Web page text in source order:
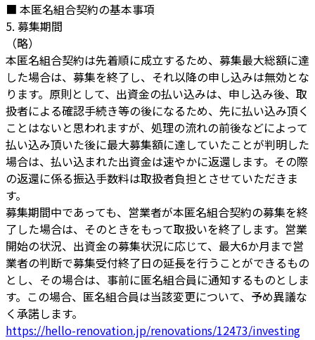
■ 本匿名組合契約の基本事項
5. 募集期間
（略）
本匿名組合契約は先着順に成立するため、募集最大総額に達
した場合は、募集を終了し、それ以降の申し込みは無効とな
ります。原則として、出資金の払い込みは、申し込み後、取
扱者による確認手続き等の後になるため、先に払い込み頂く
ことはないと思われますが、処理の流れの前後などによって
払い込み頂いた後に最大募集額に達していたことが判明した
場合は、払い込まれた出資金は速やかに返還します。その際
の返還に係る振込手数料は取扱者負担とさせていただきま
す。
募集期間中であっても、営業者が本匿名組合契約の募集を終
了した場合は、そのときをもって取扱いを終了します。営業
開始の状況、出資金の募集状況に応じて、最大6か月まで営
業者の判断で募集受付終了日の延長を行うことができるもの
とし、その場合は、事前に匿名組合員に通知するものとしま
す。この場合、匿名組合員は当該変更について、予め異議な
く承諾します。
https://hello-renovation.jp/renovations/12473/investing